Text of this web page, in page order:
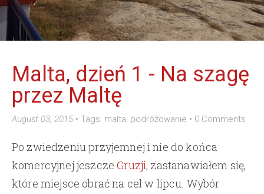
Malta, dzień 1 - Na szagę
przez Maltę
August 03, 2015 • Tags: malta, podróżowanie • 0 Comments
Po zwiedzeniu przyjemnej i nie do końca
komercyjnej jeszczeGruzji, zastanawiałem się,
które miejsce obrać na cel w lipcu. Wybór